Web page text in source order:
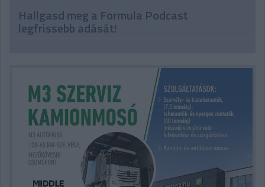
Hallgasd meg a Formula Podcast
legfrissebb adását!